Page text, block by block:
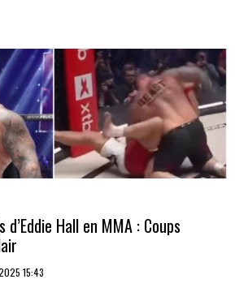
Hall en MMA : Coups
15:43